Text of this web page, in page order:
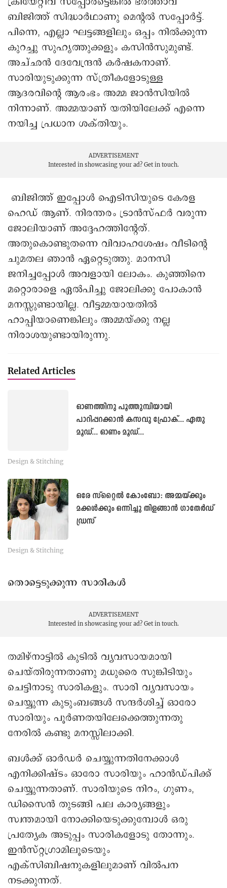
ബിജിത്ത് സിദ്ധാർഥാണു മെന്റൽ സപ്പോർട്ട്.
പിന്നെ, എല്ലാ ഘട്ടങ്ങളിലും ഒപ്പം നിൽക്കുന്ന
കുറച്ചു സുഹൃത്തുക്കളും കസിൻസുമുണ്ട്.
അച്ഛൻ ദേവേന്ദ്രൻ കർഷകനാണ്.
സാരിയുടുക്കുന്ന സ്ത്രീകളോടുള്ള
ആദരവിന്റെ ആരംഭം അമ്മ ജാൻസിയിൽ
നിന്നാണ്. അമ്മയാണ് യതിയിലേക്ക് എന്നെ
നയിച്ച പ്രധാന ശക്തിയും.
ADVERTISEMENT
Interested in showcasing your ad? Get in touch.
ബിജിത്ത് ഇപ്പോൾ ഐടിസിയുടെ കേരള
ഹെഡ് ആണ്. നിരന്തരം ട്രാൻസ്ഫർ വരുന്ന
ജോലിയാണ് അദ്ദേഹത്തിന്റേത്.
അതുകൊണ്ടുതന്നെ വിവാഹശേഷം വീടിന്റെ
ചുമതല ഞാൻ ഏറ്റെടുത്തു. മാനസി
ജനിച്ചപ്പോൾ അവളായി ലോകം. കുഞ്ഞിനെ
മറ്റൊരാളെ ഏൽപിച്ചു ജോലിക്കു പോകാൻ
മനസ്സുണ്ടായില്ല. വീട്ടമ്മയായതിൽ
ഹാപ്പിയാണെങ്കിലും അമ്മയ്ക്കു നല്ല
നിരാശയുണ്ടായിരുന്നു.
Related Articles
ഓണത്തിനു പൂത്തുമ്പിയായി
പാറിപ്പറക്കാൻ കസവു ഫ്രോക്... ഏതു
മൂഡ്... ഓണം മൂഡ്...
Design & Stitching
ഒരേ സ്റ്റൈൽ കോംബോ: അമ്മയ്ക്കും
മക്കൾക്കും ഒന്നിച്ചു തിളങ്ങാൻ ഗാതേർഡ്
ഡ്രസ്
Design & Stitching
തൊട്ടെടുക്കുന്ന സാരികൾ
ADVERTISEMENT
Interested in showcasing your ad? Get in touch.
തമിഴ്നാട്ടിൽ കുടിൽ വ്യവസായമായി
ചെയ്തിരുന്നതാണു മധുരൈ സുങ്കിടിയും
ചെട്ടിനാടു സാരികളും. സാരി വ്യവസായം
ചെയ്യുന്ന കുടുംബങ്ങൾ സന്ദർശിച്ച് ഓരോ
സാരിയും പൂർണതയിലേക്കെത്തുന്നതു
നേരിൽ കണ്ടു മനസ്സിലാക്കി.
ബൾക്ക് ഓർഡർ ചെയ്യുന്നതിനേക്കാൾ
എനിക്കിഷ്ടം ഓരോ സാരിയും ഹാൻഡ്പിക്ക്
ചെയ്യുന്നതാണ്. സാരിയുടെ നിറം, ഗുണം,
ഡിസൈൻ തുടങ്ങി പല കാര്യങ്ങളും
സ്വന്തമായി നോക്കിയെടുക്കുമ്പോൾ ഒരു
പ്രത്യേക അടുപ്പം സാരികളോടു തോന്നും.
ഇൻസ്റ്റഗ്രാമിലൂടെയും
എക്സിബിഷനുകളിലുമാണ് വിൽപന
നടക്കുന്നത്.